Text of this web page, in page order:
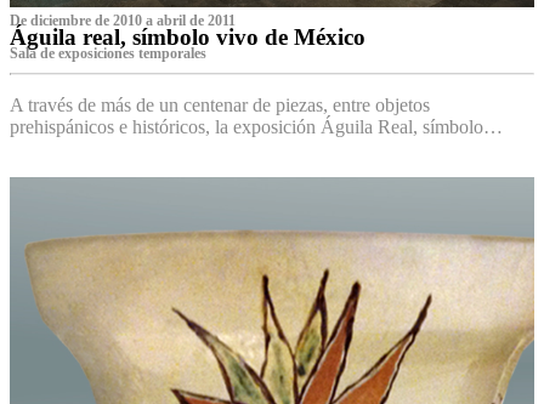
De diciembre de 2010 a abril de 2011
Águila real, símbolo vivo de México
Sala de exposiciones temporales
A través de más de un centenar de piezas, entre objetos
prehispánicos e históricos, la exposición Águila Real, símbolo…